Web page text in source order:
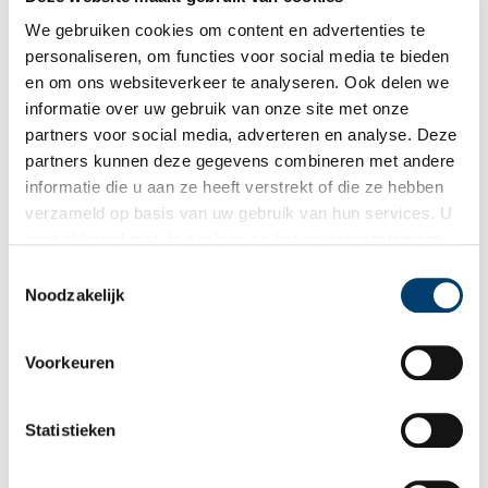
We gebruiken cookies om content en advertenties te
personaliseren, om functies voor social media te bieden
en om ons websiteverkeer te analyseren. Ook delen we
informatie over uw gebruik van onze site met onze
partners voor social media, adverteren en analyse. Deze
partners kunnen deze gegevens combineren met andere
informatie die u aan ze heeft verstrekt of die ze hebben
verzameld op basis van uw gebruik van hun services. U
Noodzakelijk
Voorkeuren
Statistieken
industriemolens stonden ten noorden van de Papenpadsloot
tussen Gouw en Watering. In dat gebied verrees de wijk
Westerwatering. Treffend is dat in deze wijk een straat vernoemd
is naar de molenschilder.
Gezicht vanaf het water op de molens De Graauwe Eend, Krab en Koning van